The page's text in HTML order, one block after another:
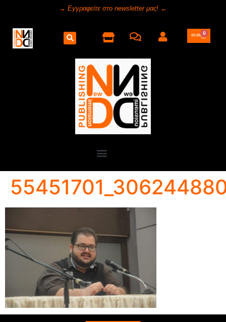
→ Εγγραφείτε στο newsletter μας! ←
€0.00 0